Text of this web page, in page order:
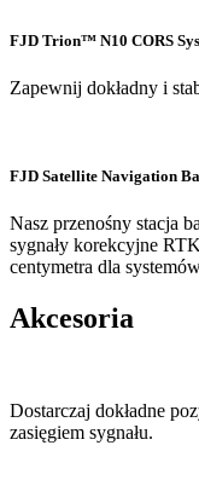
FJD Trion™️ N10 CORS
Zapewnij dokładny i
FJD Satellite Navigation
Nasz przenośny stacja
sygnały korekcyjne
centymetra dla
Akcesoria
Dostarczaj dokładne
zasięgiem sygnału.